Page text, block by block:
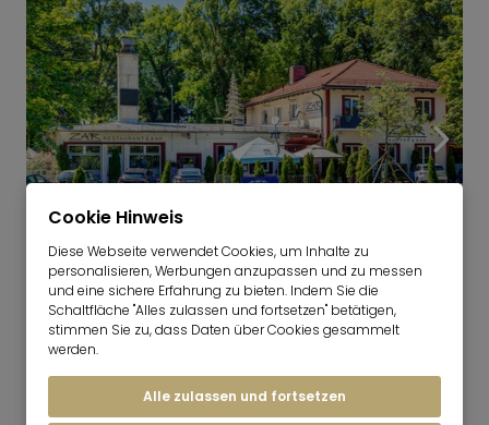
Ramersdorf
Cookie Hinweis
Diese Webseite verwendet Cookies, um Inhalte zu
personalisieren, Werbungen anzupassen und zu messen
und eine sichere Erfahrung zu bieten. Indem Sie die
Schaltfläche "Alles zulassen und fortsetzen" betätigen,
stimmen Sie zu, dass Daten über Cookies gesammelt
werden.
Alle zulassen und fortsetzen